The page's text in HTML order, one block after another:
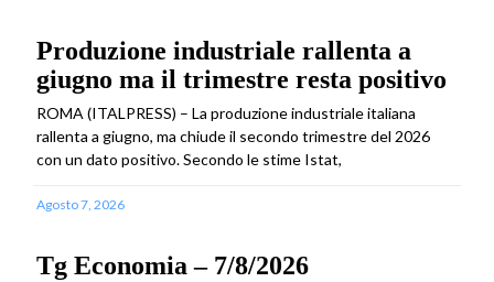
Produzione industriale rallenta a
giugno ma il trimestre resta positivo
ROMA (ITALPRESS) – La produzione industriale italiana
rallenta a giugno, ma chiude il secondo trimestre del 2026
con un dato positivo. Secondo le stime Istat,
Agosto 7, 2026
Tg Economia – 7/8/2026